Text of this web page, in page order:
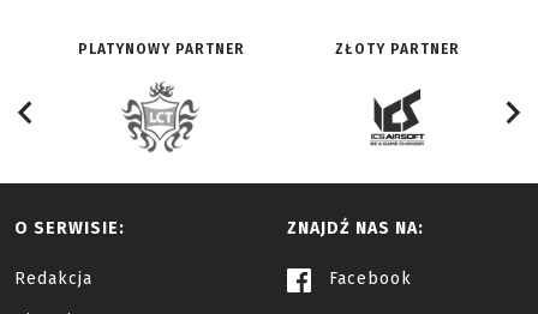
PLATYNOWY PARTNER ZŁOTY PARTNER
O SERWISIE:
Redakcja
ZNAJDŹ NAS NA:
Facebook